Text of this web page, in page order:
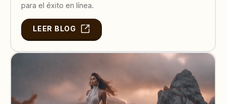
para el éxito en línea.
LEER BLOG